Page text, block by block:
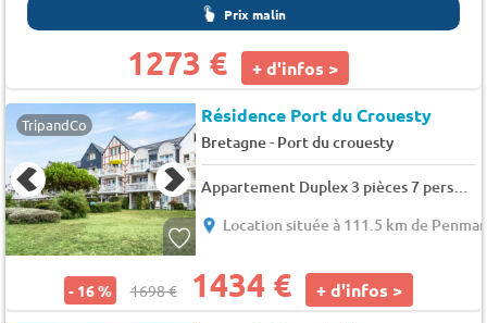
Prix malin
1273 € + d'infos >
TripandCo Résidence Port du Crouesty
Bretagne- Port du crouesty
Appartement Duplex 3 pièces 7 personnes Confort - 7 pers. - Animaux admis
Location située à 111.5 km de
- 16 % 1698 € 1434 € + d'infos >